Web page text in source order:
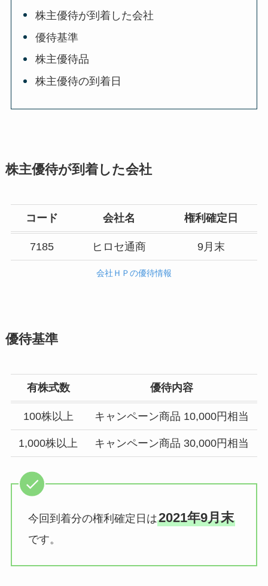
株主優待が到着した会社
優待基準
株主優待品
株主優待の到着日
株主優待が到着した会社
コード 会社名 権利確定日
7185 ヒロセ通商 9月末
会社ＨＰの優待情報
優待基準
有株式数 優待内容
100株以上 キャンペーン商品 10,000円相当
1,000株以上 キャンペーン商品 30,000円相当
今回到着分の権利確定日は2021年9月末
です。